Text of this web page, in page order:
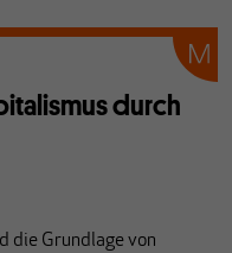
durch
die Grundlage von